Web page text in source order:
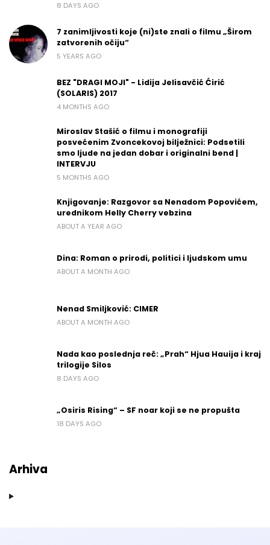
8 DAYS AGO
7 zanimljivosti koje (ni)ste znali o filmu „Širom
zatvorenih očiju“
5 YEARS AGO
BEZ "DRAGI MOJI" - Lidija Jelisavčić Ćirić
(SOLARIS) 2017
4 MONTHS AGO
Miroslav Stašić o filmu i monografiji
posvećenim Zvoncekovoj bilježnici: Podsetili
smo ljude na jedan dobar i originalni bend |
INTERVJU
5 MONTHS AGO
Knjigovanje: Razgovor sa Nenadom Popovićem,
urednikom Helly Cherry vebzina
ABOUT A YEAR AGO
Dina: Roman o prirodi, politici i ljudskom umu
ABOUT A MONTH AGO
Nenad Smiljković: CIMER
ABOUT A MONTH AGO
Nada kao poslednja reč: „Prah“ Hjua Hauija i kraj
trilogije Silos
8 DAYS AGO
„Osiris Rising“ – SF noar koji se ne propušta
18 DAYS AGO
Arhiva